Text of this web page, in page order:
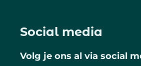
Social media
Volg je ons al via social